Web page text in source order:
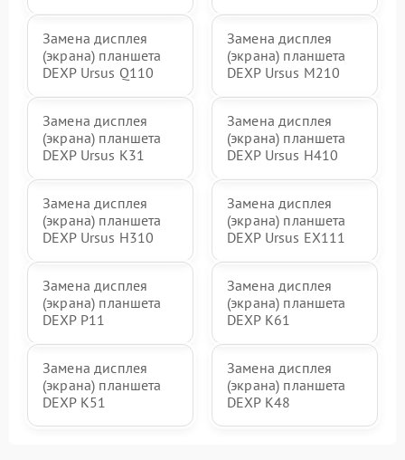
Замена дисплея
(экрана) планшета
DEXP Ursus Q110
Замена дисплея
(экрана) планшета
DEXP Ursus M210
Замена дисплея
(экрана) планшета
DEXP Ursus K31
Замена дисплея
(экрана) планшета
DEXP Ursus H410
Замена дисплея
(экрана) планшета
DEXP Ursus H310
Замена дисплея
(экрана) планшета
DEXP Ursus EX111
Замена дисплея
(экрана) планшета
DEXP P11
Замена дисплея
(экрана) планшета
DEXP K61
Замена дисплея
(экрана) планшета
DEXP K51
Замена дисплея
(экрана) планшета
DEXP K48